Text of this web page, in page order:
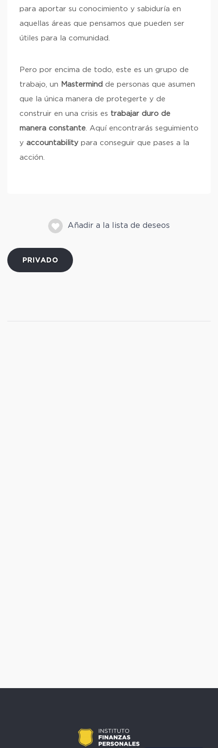
para aportar su conocimiento y sabiduría en
aquellas áreas que pensamos que pueden ser
útiles para la comunidad.
Pero por encima de todo, este es un grupo de
trabajo, un Mastermind de personas que asumen
que la única manera de protegerte y de
construir en una crisis es trabajar duro de
manera constante . Aquí encontrarás seguimiento
y accountability para conseguir que pases a la
acción.
Añadir a la lista de deseos
PRIVADO